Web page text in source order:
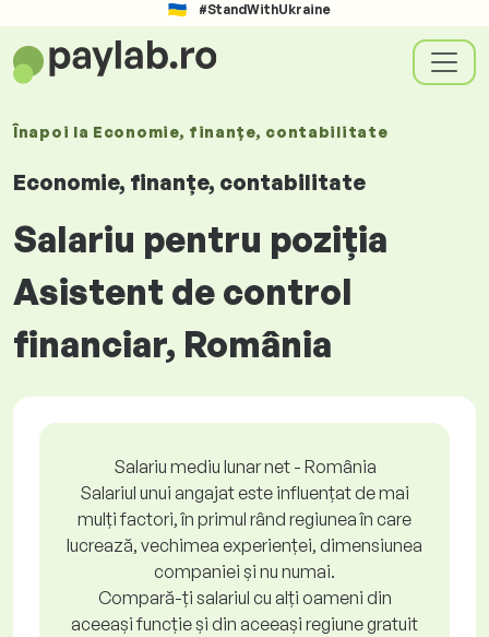
#StandWithUkraine
Înapoi la Economie, finanțe, contabilitate
Economie, finanțe, contabilitate
Salariu pentru poziția
Asistent de control
financiar, România
Salariu mediu lunar net - România
Salariul unui angajat este influențat de mai
mulți factori, în primul rând regiunea în care
lucrează, vechimea experienței, dimensiunea
companiei și nu numai.
Compară-ți salariul cu alți oameni din
aceeași funcție și din aceeași regiune gratuit